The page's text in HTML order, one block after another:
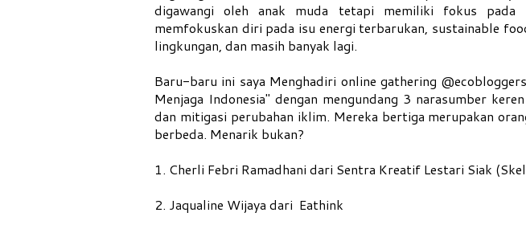
digawangi oleh anak muda tetapi memiliki fokus pada
memfokuskan diri pada isu energi terbarukan, sustainable
lingkungan, dan masih banyak lagi.
Baru-baru ini saya Menghadiri online gathering
Menjaga Indonesia" dengan mengundang 3 narasumber
dan mitigasi perubahan iklim. Mereka bertiga merupakan
berbeda. Menarik bukan?
1. Cherli Febri Ramadhani dari Sentra Kreatif Lestari Siak
2. Jaqualine Wijaya dari Eathink